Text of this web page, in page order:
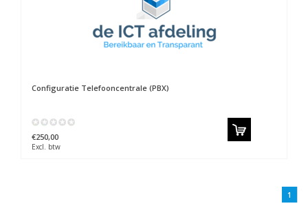
Configuratie Telefooncentrale (PBX)
€250,00
Excl. btw
1